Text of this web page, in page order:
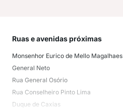
Ruas e avenidas próximas
Monsenhor Eurico de Mello Magalhaes
General Neto
Rua General Osório
Rua Conselheiro Pinto Lima
Duque de Caxias